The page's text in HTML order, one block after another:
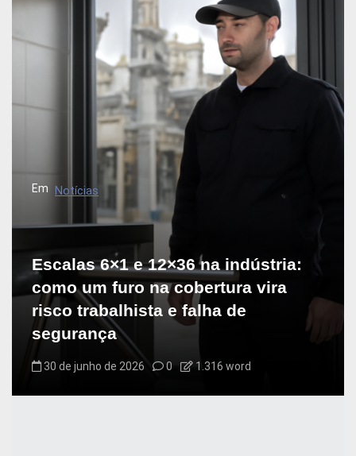
Em Notícias
Escalas 6×1 e 12×36 na indústria:
como um furo na cobertura vira
risco trabalhista e falha de
segurança
30 de junho de 2026 0 1.316 word